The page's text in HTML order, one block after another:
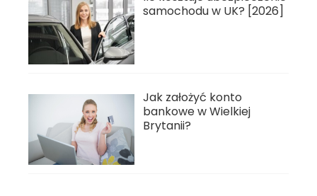
samochodu w UK? [2026]
Jak założyć konto
bankowe w Wielkiej
Brytanii?